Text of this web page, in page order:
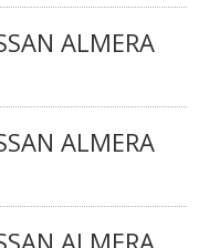
ALMERA
ALMERA
ALMERA